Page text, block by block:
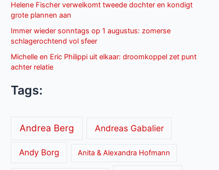
Helene Fischer verwelkomt tweede dochter en kondigt
grote plannen aan
Immer wieder sonntags op 1 augustus: zomerse
schlagerochtend vol sfeer
Michelle en Eric Philippi uit elkaar: droomkoppel zet punt
achter relatie
Tags:
Andrea Berg Andreas Gabalier
Andy Borg Anita & Alexandra Hofmann